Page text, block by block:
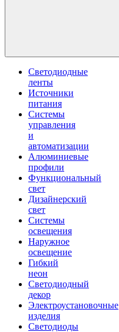
Светодиодные
ленты
Источники
питания
Системы
управления
и
автоматизации
Алюминиевые
профили
Функциональный
свет
Дизайнерский
свет
Системы
освещения
Наружное
освещение
Гибкий
неон
Светодиодный
декор
Электроустановочные
изделия
Светодиоды